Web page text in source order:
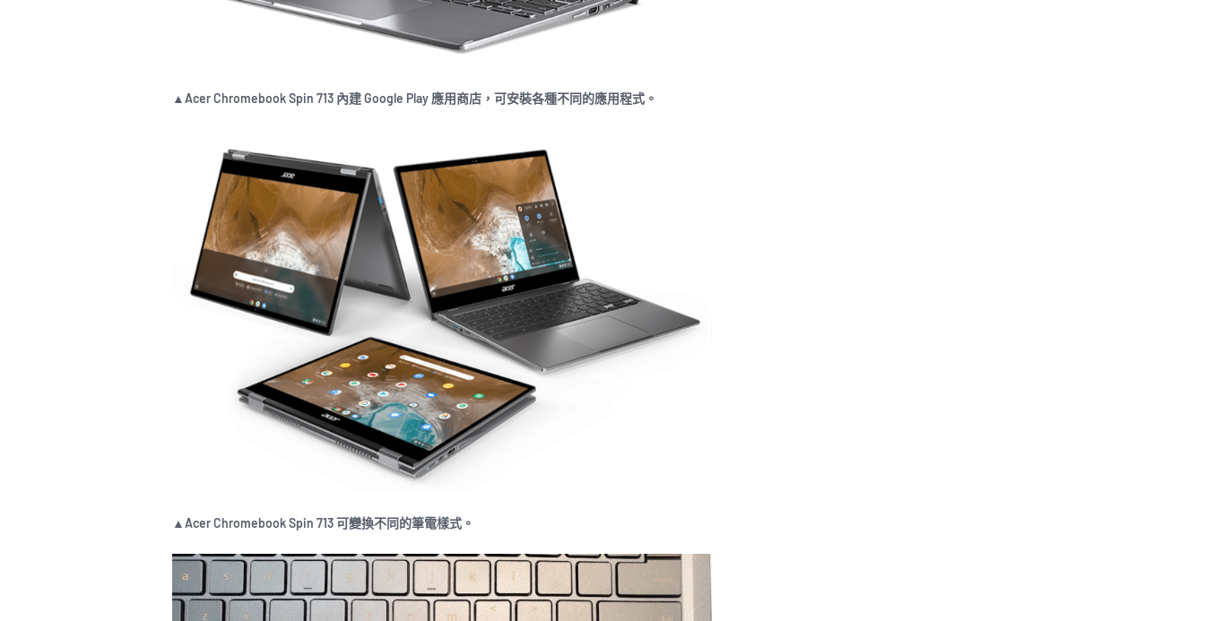
▲Acer Chromebook Spin 713 內建 Google Play 應用商店，可安裝各種不同的應用程式。
▲Acer Chromebook Spin 713 可變換不同的筆電樣式。